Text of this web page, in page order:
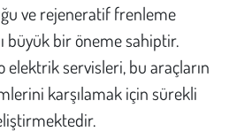
ve rejeneratif frenleme
büyük bir öneme sahiptir.
elektrik servisleri, bu araçların
karşılamak için sürekli